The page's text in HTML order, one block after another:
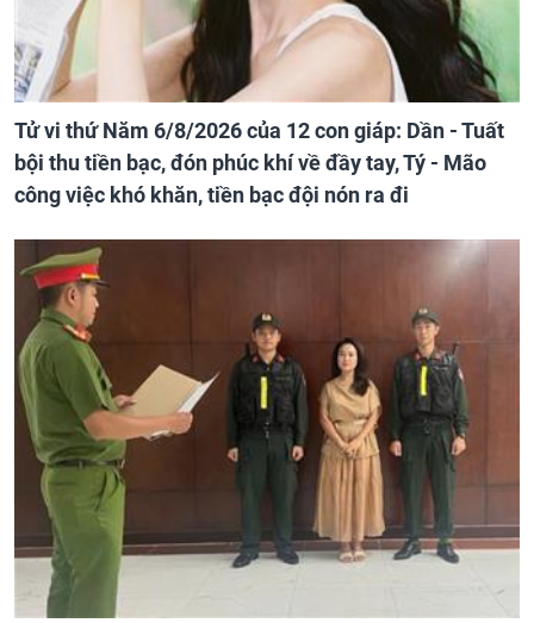
Tử vi thứ Năm 6/8/2026 của 12 con giáp: Dần - Tuất
bội thu tiền bạc, đón phúc khí về đầy tay, Tý - Mão
công việc khó khăn, tiền bạc đội nón ra đi